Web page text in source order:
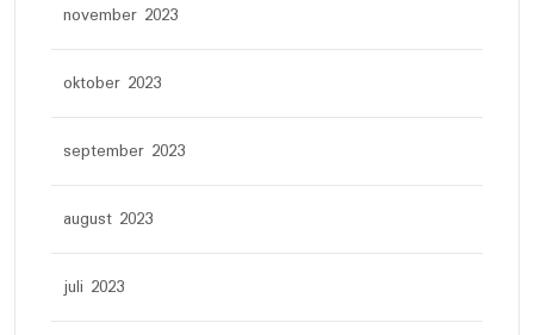
november 2023
oktober 2023
september 2023
august 2023
juli 2023